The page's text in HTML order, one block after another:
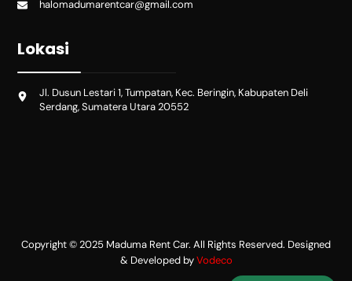
halomadumarentcar@gmail.com
Lokasi
Jl. Dusun Lestari 1, Tumpatan, Kec. Beringin, Kabupaten Deli
Serdang, Sumatera Utara 20552
Copyright © 2025 Maduma Rent Car. All Rights Reserved. Designed
& Developed byVodeco